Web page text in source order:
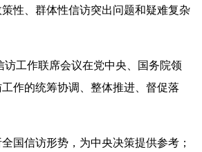
性、群体性信访突出问题和疑难复杂
工作联席会议在党中央、国务院领
作的统筹协调、整体推进、督促落
信访形势，为中央决策提供参考；